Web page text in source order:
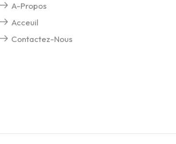
A-Propos
Acceuil
Contactez-Nous